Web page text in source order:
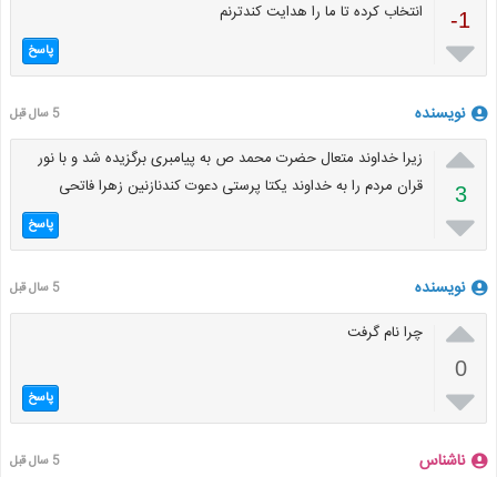
-1

انتخاب کرده تا ما را هدایت کندترنم
پاسخ
نویسنده 5 سال قبل

3

زیرا خداوند متعال حضرت محمد ص به پیامبری برگزیده شد و با نور
قران مردم را به خداوند یکتا پرستی دعوت کندنازنین زهرا فاتحی
پاسخ
نویسنده 5 سال قبل

0

چرا نام گرفت
پاسخ
ناشناس 5 سال قبل